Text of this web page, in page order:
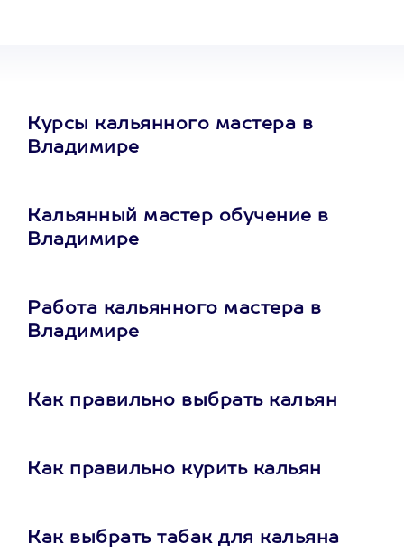
Курсы кальянного мастера в
Владимире
Кальянный мастер обучение в
Владимире
Работа кальянного мастера в
Владимире
Как правильно выбрать кальян
Как правильно курить кальян
Как выбрать табак для кальяна